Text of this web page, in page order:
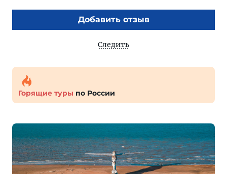
Добавить отзыв
Следить
Горящие туры по России